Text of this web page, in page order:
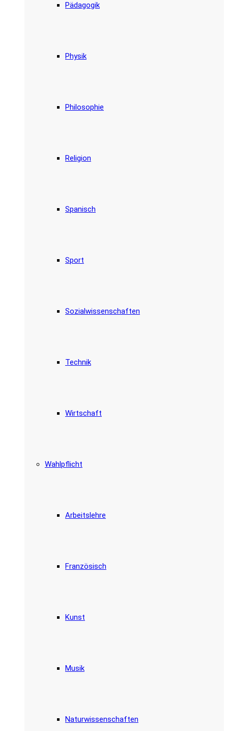
Pädagogik
Physik
Philosophie
Religion
Spanisch
Sport
Sozialwissenschaften
Technik
Wirtschaft
Wahlpflicht
Arbeitslehre
Französisch
Kunst
Musik
Naturwissenschaften